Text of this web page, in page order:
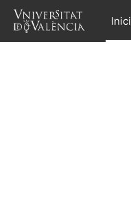
Ves al contingut principal
Inici